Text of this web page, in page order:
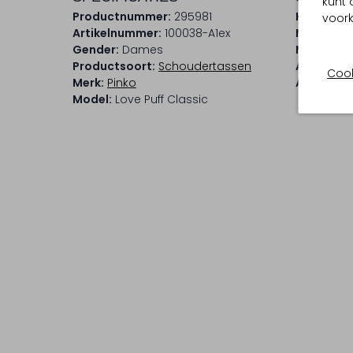
Productnummer: 295981
Artikelnummer: 100038-A1ex
Gender: Dames
Productsoort: Schoudertassen
Merk: Pinko
Model: Love Puff Classic
Kleur:
Materiaal
Materiaal